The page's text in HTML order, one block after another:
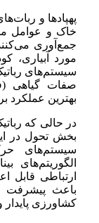
پهپادها و
خاک و عوامل
جمع‌آوری
مورد آبیاری،
سیستم‌های
صفات گیاهی
بهترین عملکرد
در حالی که
بخش تحول در
سیستم‌های
الگوریتم‌های
ارتباطی قابل
باعث پیشرفت
کشاورزی